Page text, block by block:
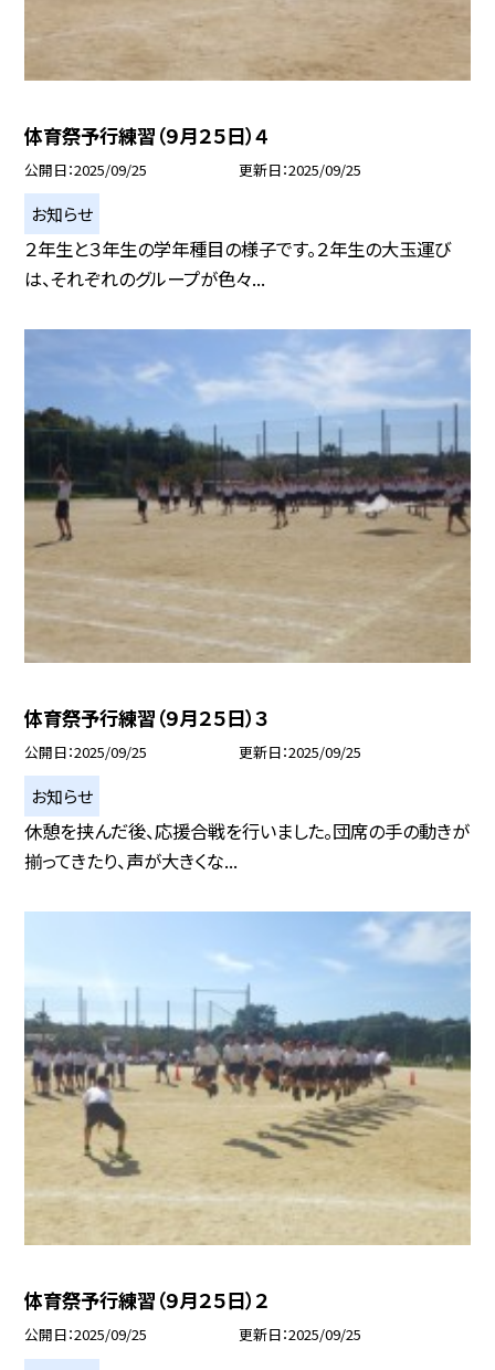
体育祭予行練習（９月２５日）４
公開日 2025/09/25 更新日 2025/09/25
お知らせ
２年生と３年生の学年種目の様子です。２年生の大玉運び
は、それぞれのグループが色々...
体育祭予行練習（９月２５日）３
公開日 2025/09/25 更新日 2025/09/25
お知らせ
休憩を挟んだ後、応援合戦を行いました。団席の手の動きが
揃ってきたり、声が大きくな...
体育祭予行練習（９月２５日）２
公開日 2025/09/25 更新日 2025/09/25